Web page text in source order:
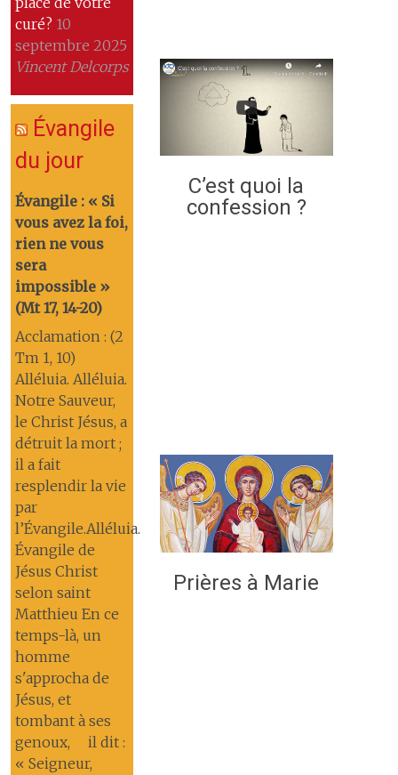
curé? 10
septembre 2025
Vincent Delcorps
Évangile
du jour
Évangile : « Si
vous avez la foi,
rien ne vous
sera
impossible »
(Mt 17, 14-20)
Acclamation : (2
Tm 1, 10)
Alléluia. Alléluia.
Notre Sauveur,
le Christ Jésus, a
détruit la mort ;
il a fait
resplendir la vie
par
l’Évangile.Alléluia.
Évangile de
Jésus Christ
selon saint
Matthieu En ce
temps-là, un
homme
s'approcha de
Jésus, et
tombant à ses
genoux, il dit :
« Seigneur,
C’est quoi la
confession ?
Prières à Marie